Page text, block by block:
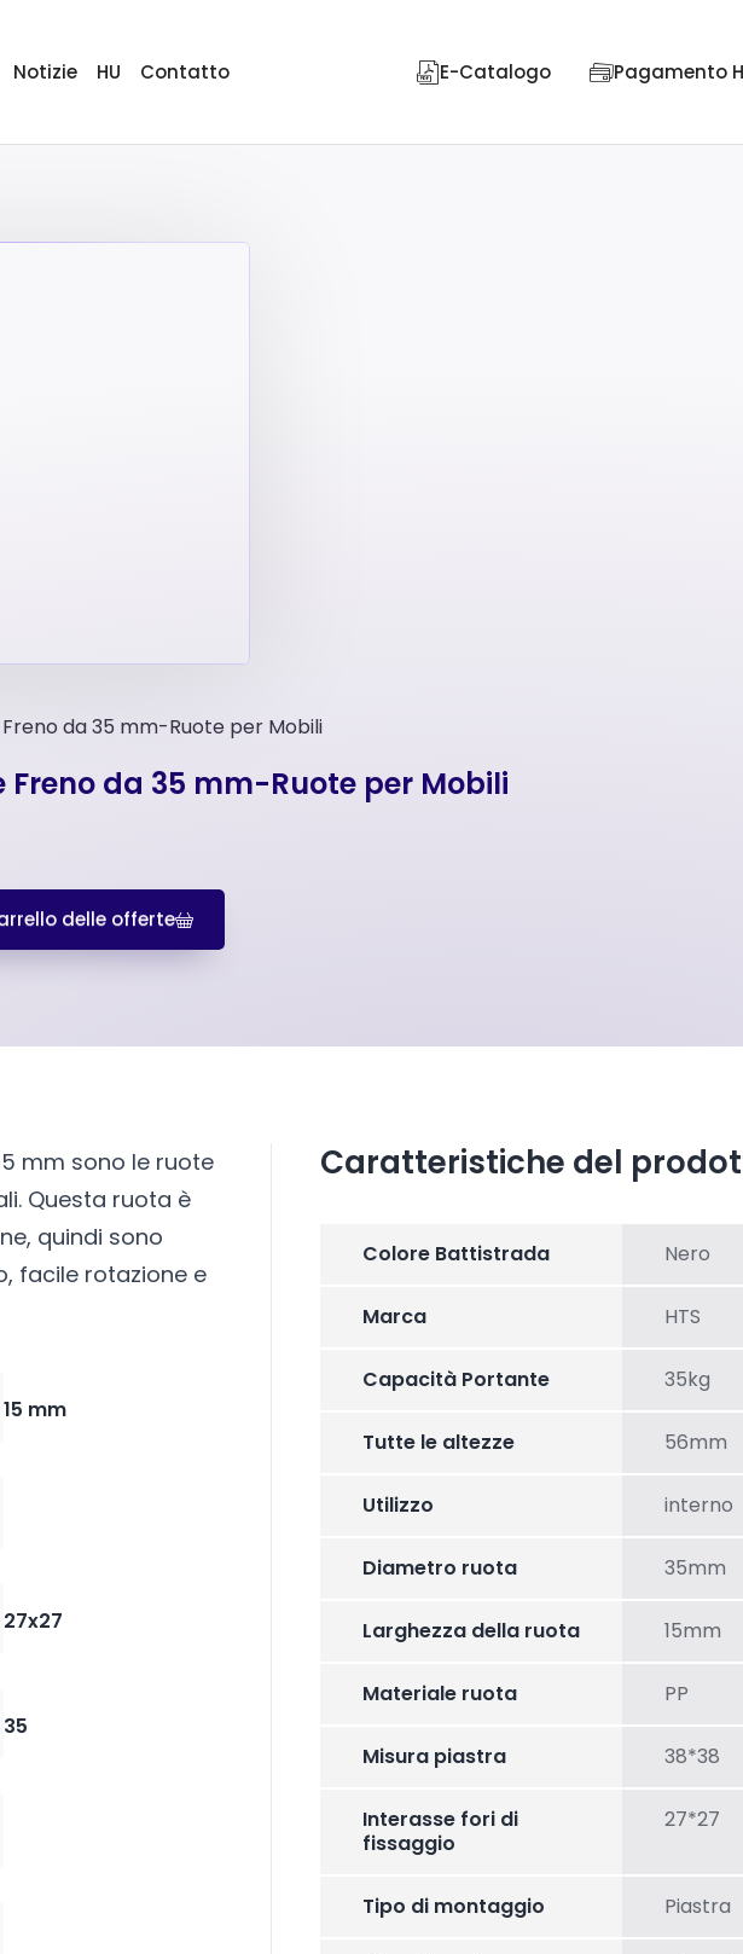
Notizie HU Contatto E-Catalogo Pagamento
da 35 mm-Ruote per Mobili
Freno da 35 mm-Ruote per Mobili
delle offerte
mm sono le ruote
Questa ruota è
quindi sono
facile rotazione e
15 mm
27x27
35
Caratteristiche del
Colore Battistrada Nero
Marca HTS
Capacità Portante 35kg
Tutte le altezze 56mm
Utilizzo interno
Diametro ruota 35mm
Larghezza della ruota 15mm
Materiale ruota PP
Misura piastra 38*38
Interasse fori di
fissaggio
27*27
Tipo di montaggio Piastra